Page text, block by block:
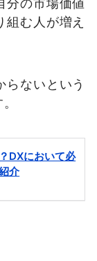
む人が増え
らないという